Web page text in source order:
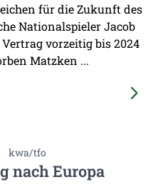
für die Zukunft des
Nationalspieler Jacob
vorzeitig bis 2024
Matzken ...
kwa/tfo
nach Europa